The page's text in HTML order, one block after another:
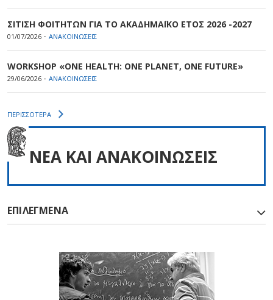
ΣΙΤΙΣΗ ΦΟΙΤΗΤΩΝ ΓΙΑ ΤΟ ΑΚΑΔΗΜΑΪΚΟ ΕΤΟΣ 2026 -2027
01/07/2026 - ΑΝΑΚΟΙΝΩΣΕΙΣ
WORKSHOP «ONE HEALTH: ONE PLANET, ONE FUTURE»
29/06/2026 - ΑΝΑΚΟΙΝΩΣΕΙΣ
ΠΕΡΙΣΣΟΤΕΡΑ
NEA ΚΑΙ ΑΝΑΚΟΙΝΩΣΕΙΣ
ΕΠΙΛΕΓΜΕΝΑ